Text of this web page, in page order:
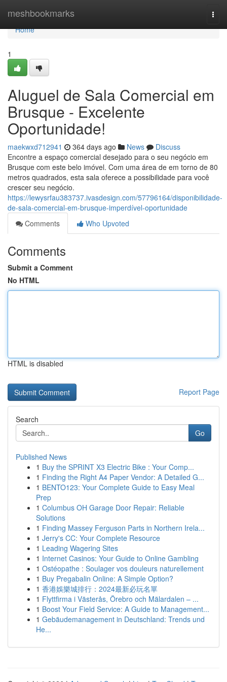
meshbookmarks
Home
Home
1
Aluguel de Sala Comercial em
Brusque - Excelente
Oportunidade!
maekwxd712941 364 days ago News
Discuss
Encontre a espaço comercial desejado para o seu negócio em
Brusque com este belo imóvel. Com uma área de em torno de 80
metros quadrados, esta sala oferece a possibilidade para você
crescer seu negócio.
https://lewysrfau383737.ivasdesign.com/57796164/disponibilidade-
de-sala-comercial-em-brusque-imperdível-oportunidade
Comments
Who Upvoted
Comments
Submit a Comment
No HTML
HTML is disabled
Report Page
Search
Go
Published News
1 Buy the SPRINT X3 Electric Bike : Your Comp...
1 Finding the Right A4 Paper Vendor: A Detailed G...
1 BENTO123: Your Complete Guide to Easy Meal
Prep
1 Columbus OH Garage Door Repair: Reliable
Solutions
1 Finding Massey Ferguson Parts in Northern Irela...
1 Jerry's CC: Your Complete Resource
1 Leading Wagering Sites
1 Internet Casinos: Your Guide to Online Gambling
1 Ostéopathe : Soulager vos douleurs naturellement
1 Buy Pregabalin Online: A Simple Option?
1 香港娛樂城排行：2024最新必玩名單
1 Flyttfirma i Västerås, Örebro och Mälardalen – ...
1 Boost Your Field Service: A Guide to Management...
1 Gebäudemanagement in Deutschland: Trends und
He...